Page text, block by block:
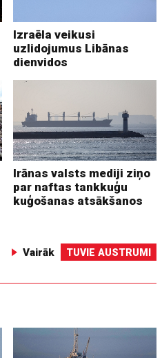
Izraēla veikusi
uzlidojumus Libānas
dienvidos
Irānas valsts mediji ziņo
par naftas tankkuģu
kuģošanas atsākšanos
Vairāk TUVIE AUSTRUMI